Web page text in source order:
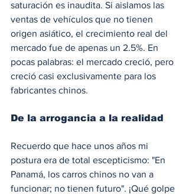
saturación es inaudita. Si aislamos las
ventas de vehículos que no tienen
origen asiático, el crecimiento real del
mercado fue de apenas un 2.5%. En
pocas palabras: el mercado creció, pero
creció casi exclusivamente para los
fabricantes chinos.
De la arrogancia a la realidad
Recuerdo que hace unos años mi
postura era de total escepticismo: "En
Panamá, los carros chinos no van a
funcionar; no tienen futuro". ¡Qué golpe